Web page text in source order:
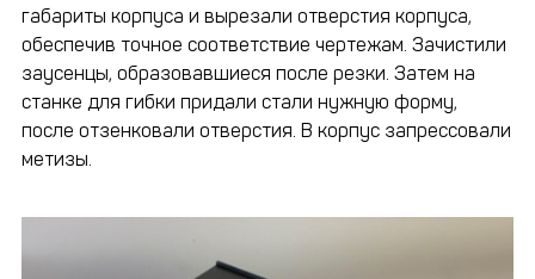
габариты корпуса и вырезали отверстия корпуса,
обеспечив точное соответствие чертежам. Зачистили
заусенцы, образовавшиеся после резки. Затем на
станке для гибки придали стали нужную форму,
после отзенковали отверстия. В корпус запрессовали
метизы.